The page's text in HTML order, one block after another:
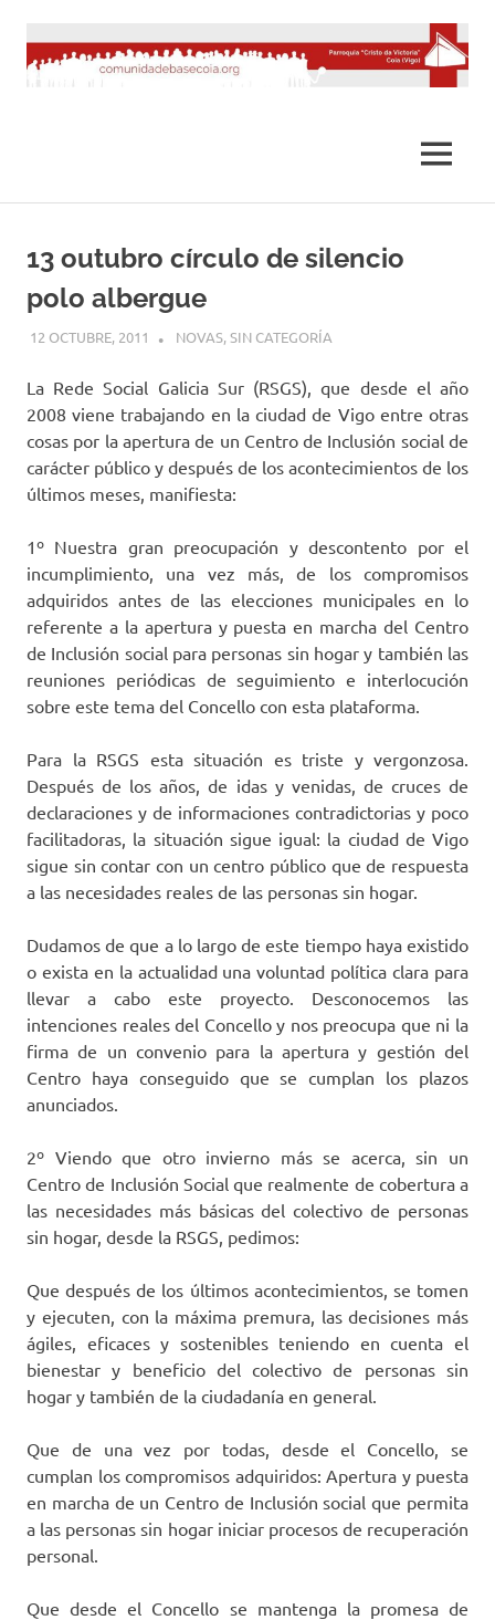
contenido
MENÚ
13 outubro círculo de silencio
polo albergue
12 OCTUBRE, 2011 DESARROLLO
NOVAS,SIN CATEGORÍA
La Rede Social Galicia Sur (RSGS), que desde el año
2008 viene trabajando en la ciudad de Vigo entre otras
cosas por la apertura de un Centro de Inclusión social de
carácter público y después de los acontecimientos de los
últimos meses, manifiesta:
1º Nuestra gran preocupación y descontento por el
incumplimiento, una vez más, de los compromisos
adquiridos antes de las elecciones municipales en lo
referente a la apertura y puesta en marcha del Centro
de Inclusión social para personas sin hogar y también las
reuniones periódicas de seguimiento e interlocución
sobre este tema del Concello con esta plataforma.
Para la RSGS esta situación es triste y vergonzosa.
Después de los años, de idas y venidas, de cruces de
declaraciones y de informaciones contradictorias y poco
facilitadoras, la situación sigue igual: la ciudad de Vigo
sigue sin contar con un centro público que de respuesta
a las necesidades reales de las personas sin hogar.
Dudamos de que a lo largo de este tiempo haya existido
o exista en la actualidad una voluntad política clara para
llevar a cabo este proyecto. Desconocemos las
intenciones reales del Concello y nos preocupa que ni la
firma de un convenio para la apertura y gestión del
Centro haya conseguido que se cumplan los plazos
anunciados.
2º Viendo que otro invierno más se acerca, sin un
Centro de Inclusión Social que realmente de cobertura a
las necesidades más básicas del colectivo de personas
sin hogar, desde la RSGS, pedimos:
Que después de los últimos acontecimientos, se tomen
y ejecuten, con la máxima premura, las decisiones más
ágiles, eficaces y sostenibles teniendo en cuenta el
bienestar y beneficio del colectivo de personas sin
hogar y también de la ciudadanía en general.
Que de una vez por todas, desde el Concello, se
cumplan los compromisos adquiridos: Apertura y puesta
en marcha de un Centro de Inclusión social que permita
a las personas sin hogar iniciar procesos de recuperación
personal.
Que desde el Concello se mantenga la promesa de